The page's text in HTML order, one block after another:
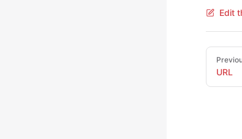
Edit
Pager
URL